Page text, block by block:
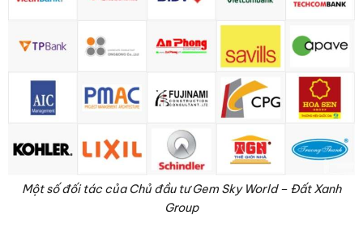
Một số đối tác của Chủ đầu tư Gem Sky World – Đất Xanh
Group